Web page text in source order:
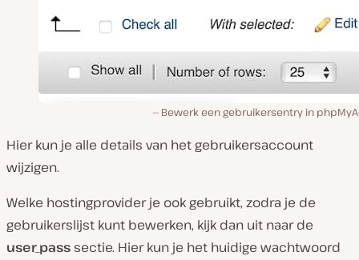
Bewerk een gebruikersentry in
Hier kun je alle details van het gebruikersaccount
wijzigen.
Welke hostingprovider je ook gebruikt, zodra je de
gebruikerslijst kunt bewerken, kijk dan uit naar de
user_pass sectie. Hier kun je het huidige wachtwoord